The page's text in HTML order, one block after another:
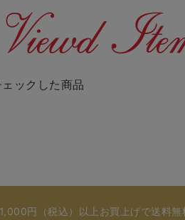
ックした商品
円（税込）以上お買上げで送料無